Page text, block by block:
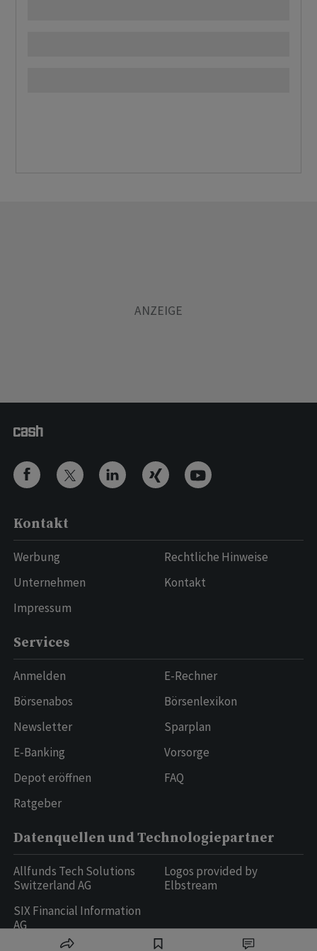
Kontakt
Werbung
Unternehmen
Impressum
Rechtliche Hinweise
Kontakt
Services
Anmelden
Börsenabos
Newsletter
E-Banking
Depot eröffnen
Ratgeber
E-Rechner
Börsenlexikon
Sparplan
Vorsorge
FAQ
Datenquellen und Technologiepartner
Allfunds Tech Solutions
Switzerland AG
SIX Financial Information
AG
Logos provided by
Elbstream